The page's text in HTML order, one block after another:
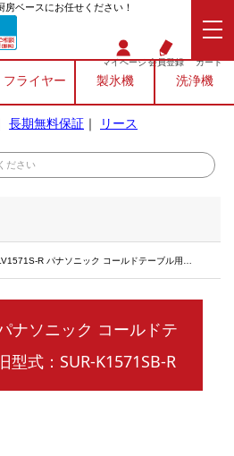
ベースにお任せください！
マイページ会員登録 カート
フライヤー 製氷機 洗浄機
長期無料保証 ｜ リース
R パナソニック コールドテーブル用冷蔵庫 旧型式：SUR-K1571SB-R
ナソニック コールドテ
型式：SUR-K1571SB-R